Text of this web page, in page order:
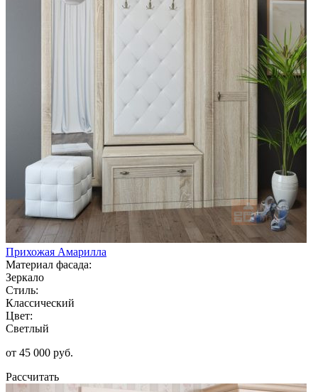
Прихожая Амарилла
Материал фасада:
Зеркало
Стиль:
Классический
Цвет:
Светлый
от 45 000 руб.
Рассчитать